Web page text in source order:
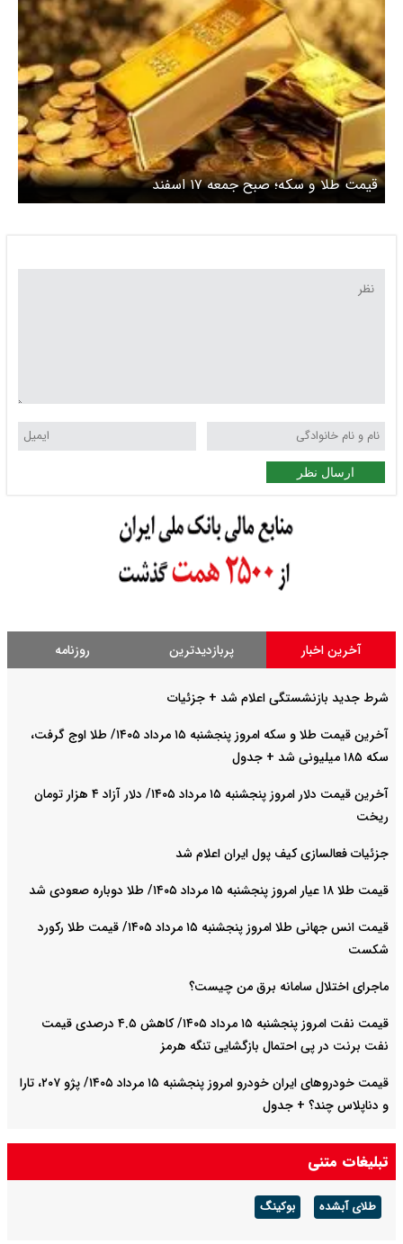
قیمت طلا و سکه؛ صبح جمعه ۱۷ اسفند
ارسال نظر
آخرین اخبار پربازدیدترین روزنامه
شرط جدید بازنشستگی اعلام شد + جزئیات
آخرین قیمت طلا و سکه امروز پنجشنبه ۱۵ مرداد ۱۴۰۵/ طلا اوج گرفت،
سکه ۱۸۵ میلیونی شد + جدول
آخرین قیمت دلار امروز پنجشنبه ۱۵ مرداد ۱۴۰۵/ دلار آزاد ۴ هزار تومان
ریخت
جزئیات فعالسازی کیف پول ایران اعلام شد
قیمت طلا ۱۸ عیار امروز پنجشنبه ۱۵ مرداد ۱۴۰۵/ طلا دوباره صعودی شد
قیمت انس جهانی طلا امروز پنجشنبه ۱۵ مرداد ۱۴۰۵/ قیمت طلا رکورد
شکست
ماجرای اختلال سامانه برق من چیست؟
قیمت نفت امروز پنجشنبه ۱۵ مرداد ۱۴۰۵/ کاهش ۴.۵ درصدی قیمت
نفت برنت در پی احتمال بازگشایی تنگه هرمز
قیمت خودرو‌های ایران خودرو امروز پنجشنبه ۱۵ مرداد ۱۴۰۵/ پژو ۲۰۷، تارا
و دناپلاس چند؟ + جدول
قیمت خودرو‌های سایپا امروز پنجشنبه ۱۵ مرداد ۱۴۰۵/ شاهین، کوییک و
ساینا چند قیمت خورد؟+ جدول
تبلیغات متنی
طلای آبشده بوکینگ